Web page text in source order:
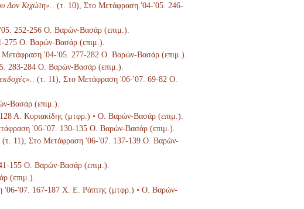
Δον Κιχώτη».
. (τ. 10), Στο Μετάφραση '04-'05. 246-
252-256 Ο. Βαρών-Βασάρ (επιμ.).
275 Ο. Βαρών-Βασάρ (επιμ.).
Μετάφραση '04-'05. 277-282 Ο. Βαρών-Βασάρ (επιμ.).
283-284 Ο. Βαρών-Βασάρ (επιμ.).
. (τ. 11), Στο Μετάφραση '06-'07. 69-82 Ο.
Βασάρ (επιμ.).
Α. Κυριακίδης (μτφρ.) • Ο. Βαρών-Βασάρ (επιμ.).
'06-'07. 130-135 Ο. Βαρών-Βασάρ (επιμ.).
. (τ. 11), Στο Μετάφραση '06-'07. 137-139 Ο. Βαρών-
155 Ο. Βαρών-Βασάρ (επιμ.).
(επιμ.).
'06-'07. 167-187 Χ. Ε. Ράπτης (μτφρ.) • Ο. Βαρών-